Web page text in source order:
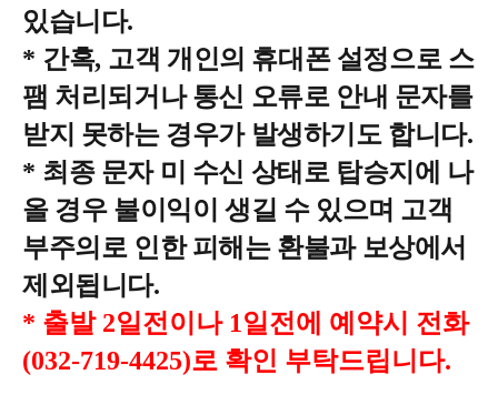
있습니다.
* 간혹, 고객 개인의 휴대폰 설정으로 스
팸 처리되거나 통신 오류로 안내 문자를
받지 못하는 경우가 발생하기도 합니다.
* 최종 문자 미 수신 상태로 탑승지에 나
올 경우 불이익이 생길 수 있으며 고객
부주의로 인한 피해는 환불과 보상에서
제외됩니다.
* 출발 2일전이나 1일전에 예약시 전화
(032-719-4425)로 확인 부탁드립니다.